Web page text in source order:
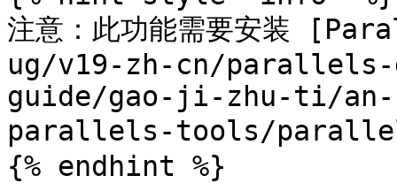
注意：此功能需要安装
ug/v19-zh-cn/parallels-
guide/gao-ji-zhu-ti/an-
parallels-tools/
{% endhint %}